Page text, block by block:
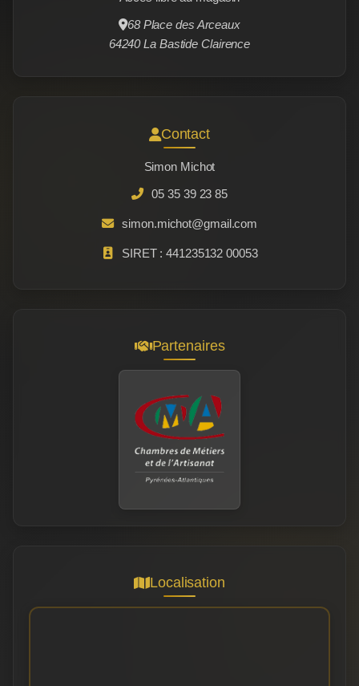
68 Place des Arceaux
64240 La Bastide Clairence
Contact
Simon Michot
05 35 39 23 85
simon.michot@gmail.com
SIRET : 441235132 00053
Partenaires
Localisation